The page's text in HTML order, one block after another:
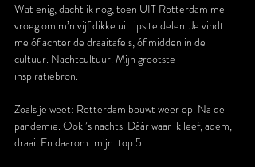
Wat enig, dacht ik nog, toen UIT Rotterdam me
vroeg om m’n vijf dikke uittips te delen. Je vindt
me óf achter de draaitafels, óf midden in de
cultuur. Nachtcultuur. Mijn grootste
inspiratiebron.
Zoals je weet: Rotterdam bouwt weer op. Na de
pandemie. Ook ’s nachts. Dáár waar ik leef, adem,
draai. En daarom: mijn  top 5.